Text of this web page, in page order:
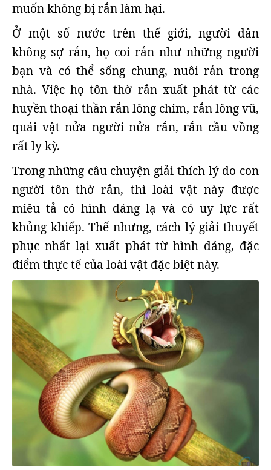
muốn không bị rắn làm hại.
Ở một số nước trên thế giới, người dân
không sợ rắn, họ coi rắn như những người
bạn và có thể sống chung, nuôi rắn trong
nhà. Việc họ tôn thờ rắn xuất phát từ các
huyền thoại thần rắn lông chim, rắn lông vũ,
quái vật nửa người nửa rắn, rắn cầu vồng
rất ly kỳ.
Trong những câu chuyện giải thích lý do con
người tôn thờ rắn, thì loài vật này được
miêu tả có hình dáng lạ và có uy lực rất
khủng khiếp. Thế nhưng, cách lý giải thuyết
phục nhất lại xuất phát từ hình dáng, đặc
điểm thực tế của loài vật đặc biệt này.